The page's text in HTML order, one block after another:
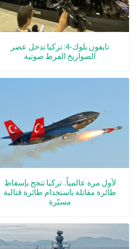
تايفون بلوك-4: تركيا تدخل عصر
الصواريخ الفرط صوتية
لأول مرة عالمياً.. تركيا تنجح بإسقاط
طائرة مقاتلة باستخدام طائرة قتالية
مسيّرة